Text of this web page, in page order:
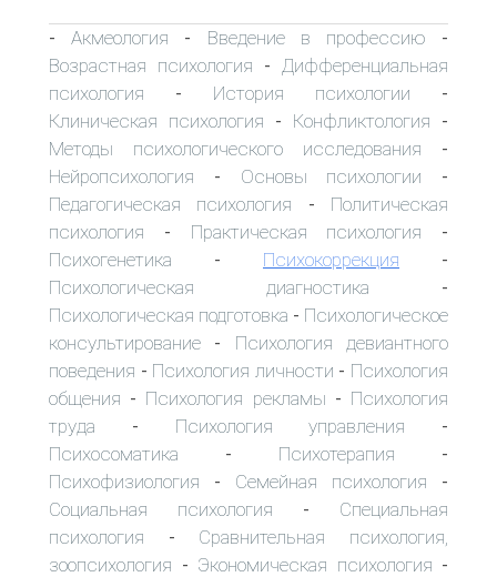
-Акмеология - Введение в профессию -
Возрастная психология - Дифференциальная
психология - История психологии -
Клиническая психология - Конфликтология -
Методы психологического исследования -
Нейропсихология - Основы психологии -
Педагогическая психология - Политическая
психология - Практическая психология -
Психогенетика - Психокоррекция -
Психологическая диагностика -
Психологическая подготовка - Психологическое
консультирование - Психология девиантного
поведения - Психология личности - Психология
общения - Психология рекламы - Психология
труда - Психология управления -
Психосоматика - Психотерапия -
Психофизиология - Семейная психология -
Социальная психология - Специальная
психология - Сравнительная психология,
зоопсихология - Экономическая психология -